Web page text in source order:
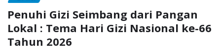
Penuhi Gizi Seimbang dari Pangan
Lokal : Tema Hari Gizi Nasional ke-66
Tahun 2026